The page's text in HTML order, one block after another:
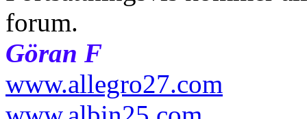
forum.
Göran F
www.allegro27.com